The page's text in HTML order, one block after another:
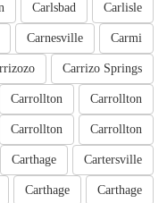
Carlisle
Carlsbad
Carmi
Carnesville
Carrizo Springs
Carrollton
Carrollton
Carrollton
Carrollton
Cartersville
Carthage
Carthage
Carthage